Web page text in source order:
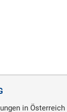
in Österreich